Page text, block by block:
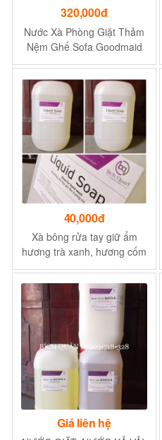
320,000đ
Nước Xà Phòng Giặt Thảm
Nệm Ghế Sofa Goodmaid
G341 Extraction Made In
Malysia Can 5L
40,000đ
Xà bông rửa tay giữ ẩm
hương trà xanh, hương cốm
nhật LIQUID SOAP, V-CARE
Giá liên hệ